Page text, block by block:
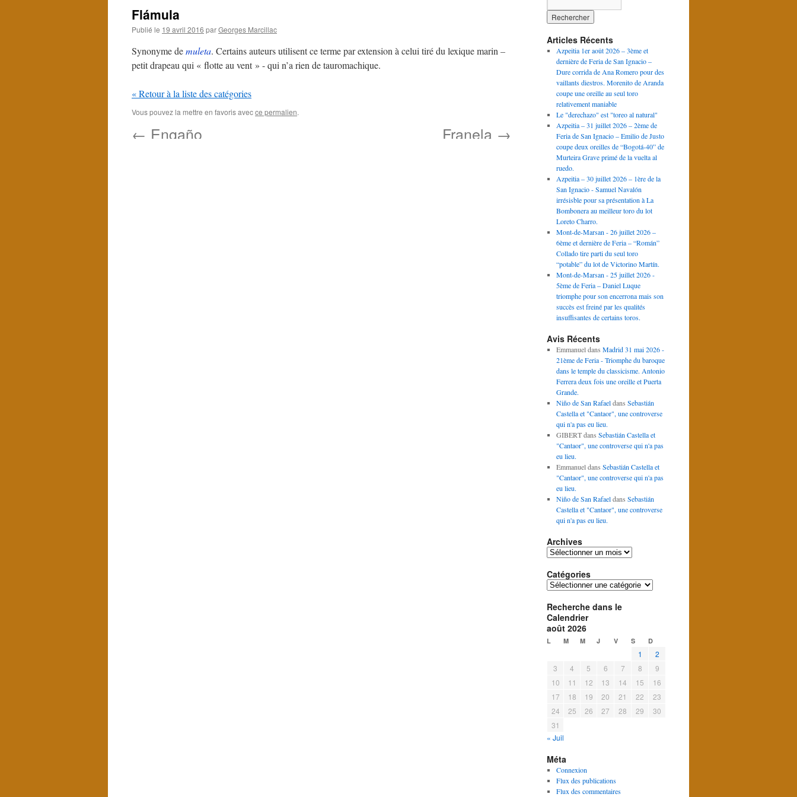
Flámula
Publié le 19 avril 2016 parGeorges Marcillac
Synonyme demuleta. Certains auteurs utilisent ce terme par extension à celui tiré du lexique marin –
petit drapeau qui « flotte au vent » - qui n’a rien de tauromachique.
« Retour à la liste des catégories
Vous pouvez la mettre en favoris avecce permalien.
← Engaño Franela →
Articles Récents
Azpeitia 1er août 2026 – 3ème et
dernière de Feria de San Ignacio –
Dure corrida de Ana Romero pour des
vaillants diestros. Morenito de Aranda
coupe une oreille au seul toro
relativement maniable
Le "derechazo" est "toreo al natural"
Azpeitia – 31 juillet 2026 – 2ème de
Feria de San Ignacio – Emilio de Justo
coupe deux oreilles de “Bogotá-40” de
Murteira Grave primé de la vuelta al
ruedo.
Azpeitia – 30 juillet 2026 – 1ère de la
San Ignacio - Samuel Navalón
irrésisble pour sa présentation à La
Bombonera au meilleur toro du lot
Loreto Charro.
Mont-de-Marsan - 26 juillet 2026 –
6ème et dernière de Feria – “Román”
Collado tire parti du seul toro
“potable” du lot de Victorino Martín.
Mont-de-Marsan - 25 juillet 2026 -
5ème de Feria – Daniel Luque
triomphe pour son encerrona mais son
succès est freiné par les qualités
insuffisantes de certains toros.
Avis Récents
Emmanueldans Madrid 31 mai 2026 -
21ème de Feria - Triomphe du baroque
dans le temple du classicisme. Antonio
Ferrera deux fois une oreille et Puerta
Grande.
Niño de San Rafaeldans Sebastián
Castella et "Cantaor", une controverse
qui n'a pas eu lieu.
GIBERTdans Sebastián Castella et
"Cantaor", une controverse qui n'a pas
eu lieu.
Emmanueldans Sebastián Castella et
"Cantaor", une controverse qui n'a pas
eu lieu.
Niño de San Rafaeldans Sebastián
Castella et "Cantaor", une controverse
qui n'a pas eu lieu.
Archives
Archives
Catégories
Catégories
Recherche dans le
Calendrier
août 2026
L M M J V S D
1
2
3
4 5 6 7 8
9
10
11 12 13 14 15
16
17
18 19 20 21 22
23
24
25 26 27 28 29
30
31
« Juil
Méta
Connexion
Flux des publications
Flux des commentaires